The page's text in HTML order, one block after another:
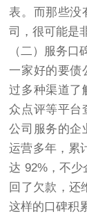
表。而那些没
司，很可能是
（二）服务口
一家好的要债
过多种渠道了
众点评等平台
公司服务的企
运营多年，累
达 92%，不少
回了欠款，还
这样的口碑积